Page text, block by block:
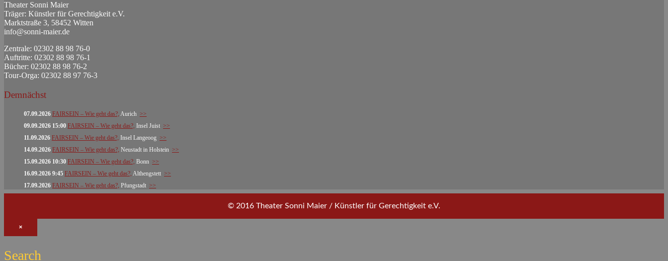
Theater Sonni Maier
Träger: Künstler für Gerechtigkeit e.V.
Marktstraße 3, 58452 Witten
info@sonni-maier.de
Zentrale: 02302 88 98 76-0
Auftritte: 02302 88 98 76-1
Bücher: 02302 88 98 76-2
Tour-Orga: 02302 88 97 76-3
Demnächst
07.09.2026 FAIRSEIN – Wie geht das?, Aurich >>
09.09.2026 15:00 FAIRSEIN – Wie geht das?, Insel Juist >>
11.09.2026 FAIRSEIN – Wie geht das?, Insel Langeoog >>
14.09.2026 FAIRSEIN – Wie geht das?, Neustadt in Holstein >>
15.09.2026 10:30 FAIRSEIN – Wie geht das?, Bonn >>
16.09.2026 9:45 FAIRSEIN – Wie geht das?, Althengstett >>
17.09.2026 FAIRSEIN – Wie geht das?, Pfungstadt >>
© 2016 Theater Sonni Maier / Künstler für Gerechtigkeit e.V.
×
Search